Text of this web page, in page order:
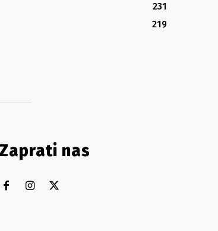
231
219
Zaprati nas